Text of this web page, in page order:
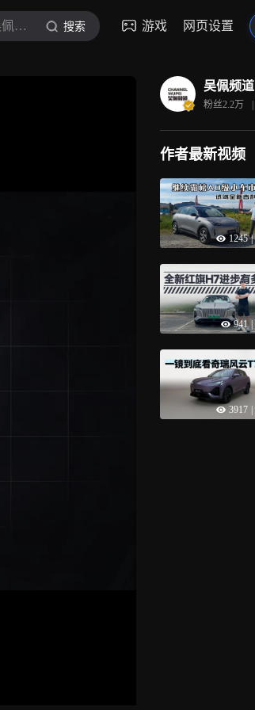
吴佩频道 搜索 游戏 网页设置
吴佩频道
粉丝2.2万 |
作者最新视频
1245 |
941
3917